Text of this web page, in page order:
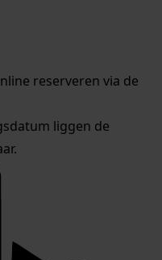
reserveren via de
liggen de